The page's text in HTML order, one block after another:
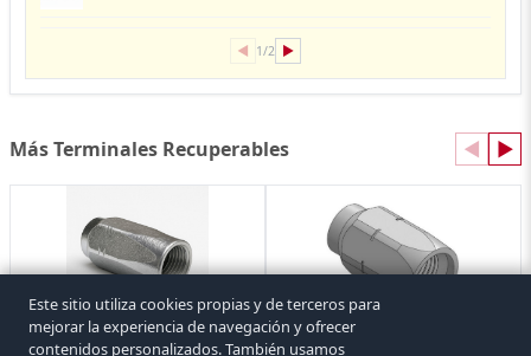
◀ 1/2 ▶
Más Terminales Recuperables ◀ ▶
Casquillo Recuperable Inoxidable Casquillo Recuperable MHT1
Este sitio utiliza cookies propias y de terceros para
mejorar la experiencia de navegación y ofrecer
contenidos personalizados. También usamos